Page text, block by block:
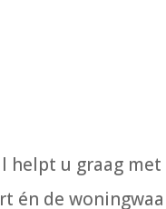
helpt u graag met
én de